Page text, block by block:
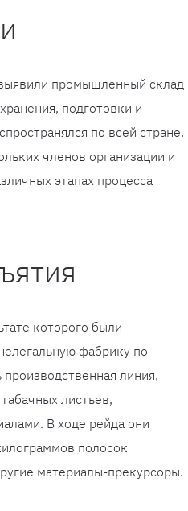
промышленный склад
подготовки и
по всей стране.
членов организации и
этапах процесса
которого были
фабрику по
линия,
листьев,
В ходе рейда они
полосок
материалы-прекурсоры.